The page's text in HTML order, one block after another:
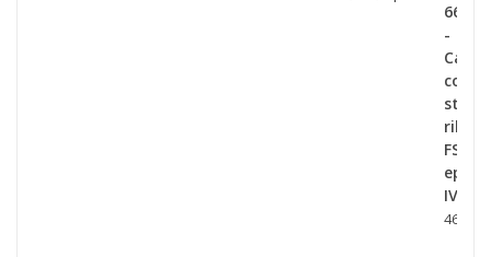
-
Carro
con
stanti
FS,
ep
IV.
46,90 €